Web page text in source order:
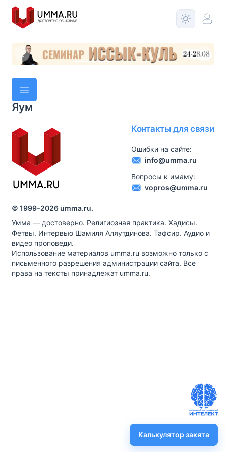
Яум
Контакты для связи
Ошибки на сайте:
info@umma.ru
Вопросы к имаму:
vopros@umma.ru
© 1999–2026 umma.ru.
Умма — достоверно. Религиозная практика. Хадисы.
Фетвы. Интервью Шамиля Аляутдинова. Тафсир. Аудио и
видео проповеди.
Использование материалов umma.ru возможно только с
письменного разрешения администрации сайта. Все
права на тексты принадлежат umma.ru.
Калькулятор закята